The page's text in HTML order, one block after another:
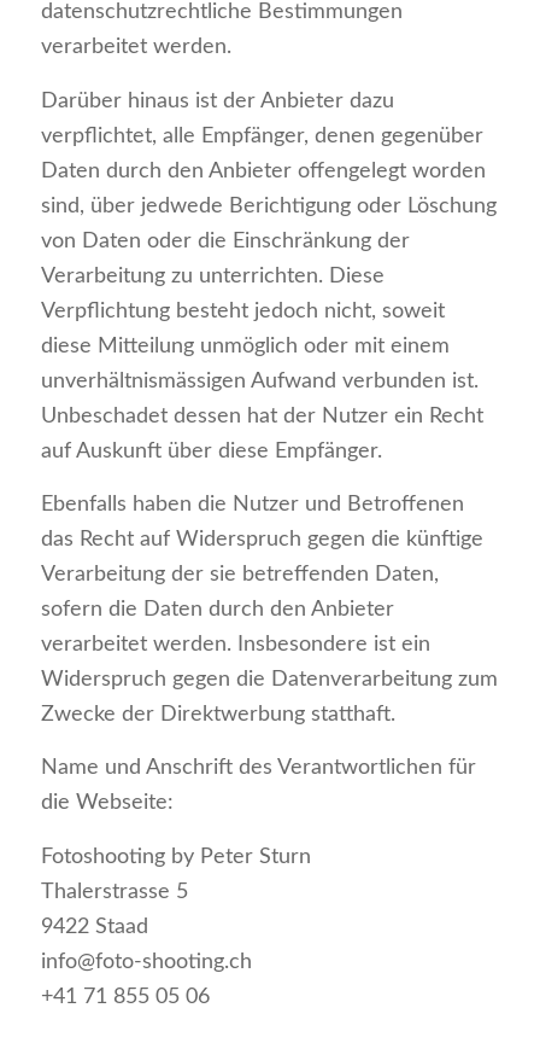
datenschutzrechtliche Bestimmungen
verarbeitet werden.
Darüber hinaus ist der Anbieter dazu
verpflichtet, alle Empfänger, denen gegenüber
Daten durch den Anbieter offengelegt worden
sind, über jedwede Berichtigung oder Löschung
von Daten oder die Einschränkung der
Verarbeitung zu unterrichten. Diese
Verpflichtung besteht jedoch nicht, soweit
diese Mitteilung unmöglich oder mit einem
unverhältnismässigen Aufwand verbunden ist.
Unbeschadet dessen hat der Nutzer ein Recht
auf Auskunft über diese Empfänger.
Ebenfalls haben die Nutzer und Betroffenen
das Recht auf Widerspruch gegen die künftige
Verarbeitung der sie betreffenden Daten,
sofern die Daten durch den Anbieter
verarbeitet werden. Insbesondere ist ein
Widerspruch gegen die Datenverarbeitung zum
Zwecke der Direktwerbung statthaft.
Name und Anschrift des Verantwortlichen für
die Webseite:
Fotoshooting by Peter Sturn
Thalerstrasse 5
9422 Staad
info@foto-shooting.ch
+41 71 855 05 06